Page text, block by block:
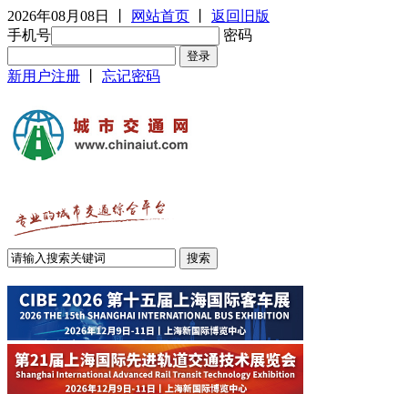
2026年08月08日 网站首页
返回旧版
手机号
密码
新用户注册 忘记密码